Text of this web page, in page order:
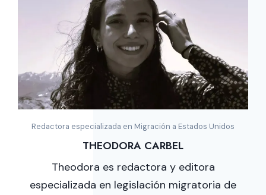
Redactora especializada en Migración a Estados Unidos
THEODORA CARBEL
Theodora es redactora y editora
especializada en legislación migratoria de